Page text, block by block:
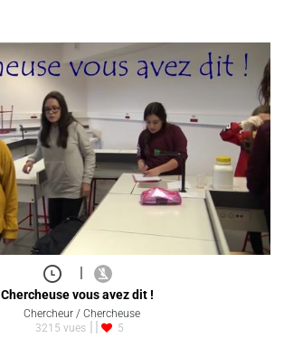
|
Chercheuse vous avez dit !
Chercheur / Chercheuse
3215 vues
5